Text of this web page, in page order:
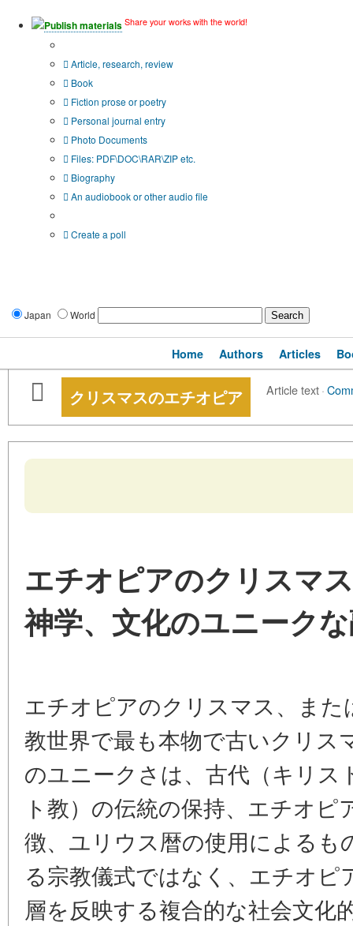
Publish materials Share your works with the world!
Article, research, review
Book
Fiction prose or poetry
Personal journal entry
Photo Documents
Files: PDF\DOC\RAR\ZIP etc.
Biography
An audiobook or other audio file
Create a poll
Japan World
Home Authors Articles
クリスマスのエチオピア Article text·
エチオピアのクリスマ
神学、文化のユニーク
エチオピアのクリスマス、ま
教世界で最も本物で古いクリス
のユニークさは、古代（キリス
ト教）の伝統の保持、エチオ
徴、ユリウス暦の使用によるも
る宗教儀式ではなく、エチオ
層を反映する複合的な社会文化